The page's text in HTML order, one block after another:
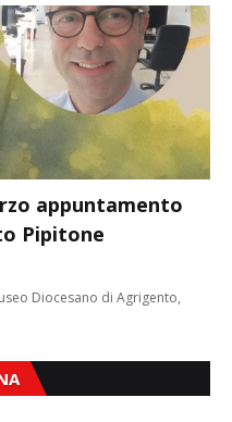
appuntamento
Pipitone
Diocesano di Agrigento,